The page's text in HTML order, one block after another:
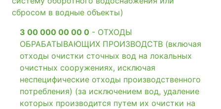
сбросом в водные объекты)
3 00 000 00 00 0 - ОТХОДЫ
ОБРАБАТЫВАЮЩИХ ПРОИЗВОДСТВ (включая
отходы очистки сточных вод на локальных
очистных сооружениях, исключая
неспецифические отходы производственного
потребления) (за исключением вод, удаление
которых производится путем их очистки на